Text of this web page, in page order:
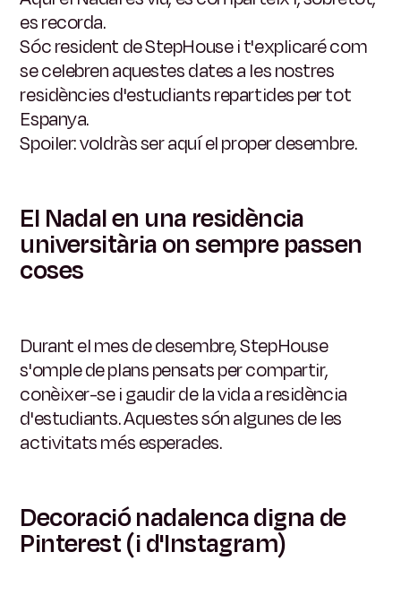
es recorda.
Sóc resident de StepHouse i t'explicaré com
se celebren aquestes dates a les nostres
residències d'estudiants repartides per tot
Espanya.
Spoiler: voldràs ser aquí el proper desembre.
El Nadal en una residència
universitària on sempre passen
coses
Durant el mes de desembre, StepHouse
s'omple de plans pensats per compartir,
conèixer-se i gaudir de la vida a residència
d'estudiants. Aquestes són algunes de les
activitats més esperades.
Decoració nadalenca digna de
Pinterest (i d'Instagram)